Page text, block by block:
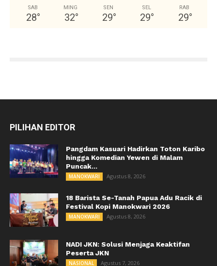
SAB
28°
MING
32°
SEN
29°
SEL
29°
RAB
29°
PILIHAN EDITOR
Pangdam Kasuari Hadirkan Toton Karibo
hingga Komedian Yewen di Malam
Puncak...
MANOKWARI Agustus 8, 2026
18 Barista Se-Tanah Papua Adu Racik di
Festival Kopi Manokwari 2026
MANOKWARI Agustus 8, 2026
NADI JKN: Solusi Menjaga Keaktifan
Peserta JKN
NASIONAL Agustus 7, 2026